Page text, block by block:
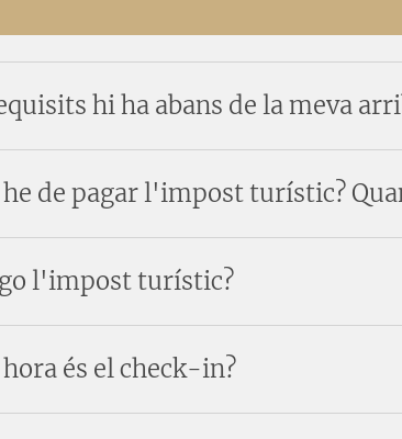
hi ha abans de la meva
he de pagar l'impost turístic?
l'impost turístic?
és el check-in?